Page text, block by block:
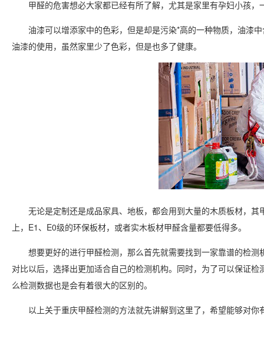
甲醛的危害想必大家都已经有所了解，尤其是家里有孕妇小孩，
油漆可以增添家中的色彩，但是却是污染*高的一种物质，油漆
油漆的使用，虽然家里少了色彩，但是也多了健康。
无论是定制还是成品家具、地板，都会用到大量的木质板材，其
上，E1、E0级的环保板材，或者实木板材甲醛含量都要低得多。
想要更好的进行甲醛检测，那么首先就需要找到一家靠谱的检测
对比以后，选择出更加适合自己的检测机构。同时，为了可以保证
么检测数据也是会有着很大的区别的。
以上关于重庆甲醛检测的方法就先讲解到这里了，希望能够对你